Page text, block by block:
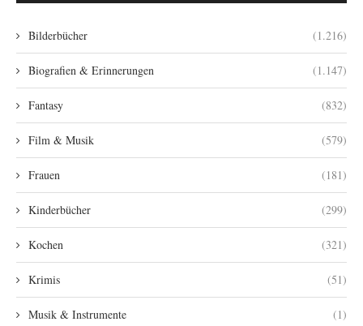
Bilderbücher (1.216)
Biografien & Erinnerungen (1.147)
Fantasy (832)
Film & Musik (579)
Frauen (181)
Kinderbücher (299)
Kochen (321)
Krimis (51)
Musik & Instrumente (1)